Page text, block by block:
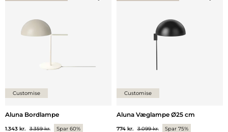
Customise
Aluna Bordlampe
1.343 kr. 3.359 kr.
Spar 60%
Customise
Aluna Væglampe Ø25 cm
774 kr. 3.099 kr.
Spar 75%